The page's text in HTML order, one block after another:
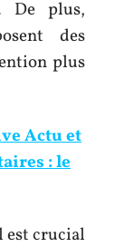
De plus,
des
plus
Actu et
: le
est crucial